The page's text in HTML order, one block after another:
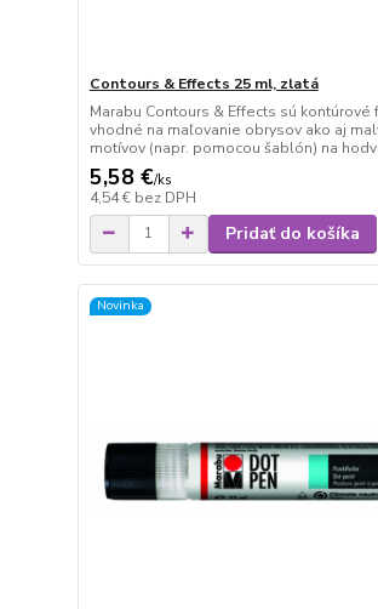
Contours & Effects 25 ml, zlatá
Marabu Contours & Effects sú kontúrové
vhodné na maľovanie obrysov ako aj
motívov (napr. pomocou šablón) na
5,58 €/ks
4,54 € bez DPH
Pridať do košíka
Novinka